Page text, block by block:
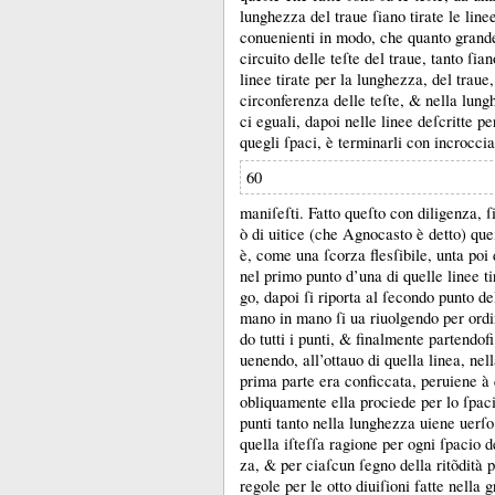
lunghezza del traue ſiano tirate le
conuenienti in modo, che quanto
circuito delle teſte del traue, tanto
linee tirate per la lunghezza, del
circonferenza delle teſte, & nella
ci eguali, dapoi nelle linee deſcritte
quegli ſpaci, è terminarli con
60
maniſeſti. Fatto queſto con diligenza,
ò di uitice (che Agnocasto è detto)
è, come una ſcorza flesſibile, unta
nel primo punto d’una di quelle linee
go, dapoi ſi riporta al ſecondo punto
mano in mano ſi ua riuolgendo per
do tutti i punti, & finalmente
uenendo, all’ottauo di quella linea,
prima parte era conficcata, peruiene à
obliquamente ella prociede per lo
punti tanto nella lunghezza uiene
quella iſteſſa ragione per ogni ſpacio
za, & per ciaſcun ſegno della ritõdità
regole per le otto diuiſioni fatte nella